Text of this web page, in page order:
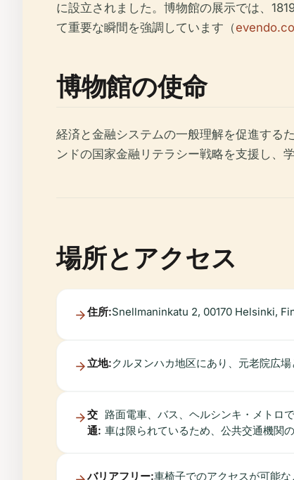
に設立されました。博物館の展示では、
て重要な瞬間を強調しています（
博物館の使命
経済と金融システムの一般理解を促進する
ンドの国家金融リテラシー戦略を支援し、
場所とアクセス
住所:Snellmaninkatu 2, 00170 Helsinki,
立地:クルヌンハカ地区にあり、元老院広
交
通:
路面電車、バス、ヘルシンキ・メトロ
車は限られているため、公共交通機関
バリアフリー:車椅子でのアクセスが可能